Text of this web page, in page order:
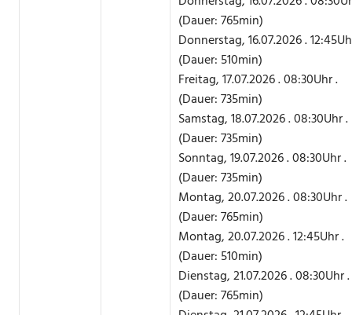
(Dauer: 765min)
Donnerstag, 16.07.2026 .
(Dauer: 510min)
Freitag, 17.07.2026 . 08:30Uhr .
(Dauer: 735min)
Samstag, 18.07.2026 . 08:30Uhr .
(Dauer: 735min)
Sonntag, 19.07.2026 . 08:30Uhr .
(Dauer: 735min)
Montag, 20.07.2026 . 08:30Uhr .
(Dauer: 765min)
Montag, 20.07.2026 . 12:45Uhr .
(Dauer: 510min)
Dienstag, 21.07.2026 . 08:30Uhr .
(Dauer: 765min)